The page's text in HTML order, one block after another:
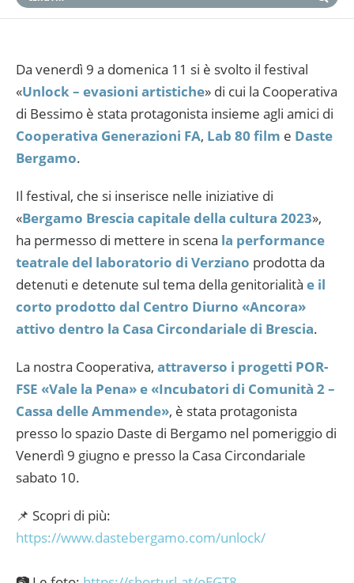
Da venerdì 9 a domenica 11 si è svolto il festival
«Unlock – evasioni artistiche» di cui la Cooperativa
di Bessimo è stata protagonista insieme agli amici di
Cooperativa Generazioni FA, Lab 80 film e Daste
Bergamo.
Il festival, che si inserisce nelle iniziative di
«Bergamo Brescia capitale della cultura 2023»,
ha permesso di mettere in scena la performance
teatrale del laboratorio di Verziano prodotta da
detenuti e detenute sul tema della genitorialità e il
corto prodotto dal Centro Diurno «Ancora»
attivo dentro la Casa Circondariale di Brescia.
La nostra Cooperativa, attraverso i progetti POR-
FSE «Vale la Pena» e «Incubatori di Comunità 2 –
Cassa delle Ammende», è stata protagonista
presso lo spazio Daste di Bergamo nel pomeriggio di
Venerdì 9 giugno e presso la Casa Circondariale
sabato 10.
📌 Scopri di più:
https://www.dastebergamo.com/unlock/